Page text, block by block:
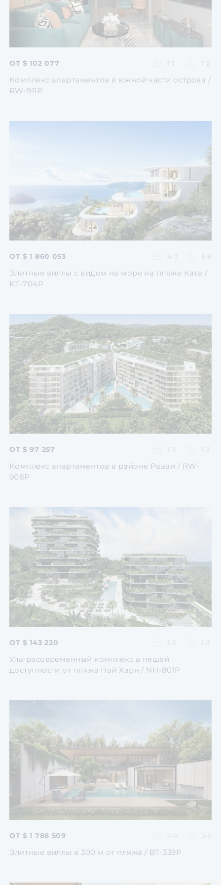
ОТ $ 102 077 1-1 1-2
Комплекс апартаментов в южной части острова /
RW-911P
ОТ $ 1 860 053 4-7 5-8
Элитные виллы с видом на море на пляже Ката /
KT-704P
Перейти
Перейти
Перейти
Перейти
Перейти
ОТ $ 97 257 1-3 1-3
Комплекс апартаментов в районе Раваи / RW-
908P
Перейти
Перейти
Перейти
Перейти
Перейти
ОТ $ 143 220 1-3 1-3
Ультрасовременный комплекс в пешей
доступности от пляжа Най Харн / NH-801P
Перейти
Перейти
Перейти
Перейти
Перейти
ОТ $ 1 788 509 3-4 3-4
Элитные виллы в 300 м от пляжа / BT-339P